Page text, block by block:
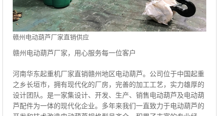
赣州电动葫芦厂家直销供应
赣州电动葫芦厂家，用心服务每一位客户
河南华东起重机厂家直销赣州地区电动葫芦。公司位于中国起重
之乡长垣市，拥有现代化的厂房，完善的加工工艺，实力雄厚的
设计团队。是一家集设计、开发、生产、销售电动葫芦及电动葫
芦配件为一体的现代化企业。多年来我们一直致力于电动葫芦的